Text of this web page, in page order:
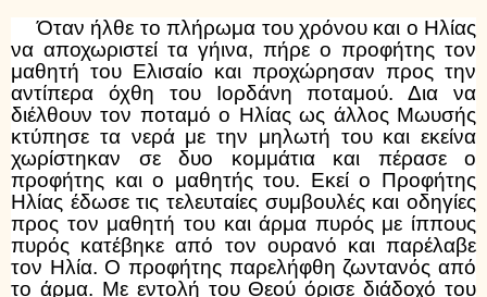
Όταν ήλθε το πλήρωμα του χρόνου και ο Ηλίας
να αποχωριστεί τα γήινα, πήρε ο προφήτης τον
μαθητή του Ελισαίο και προχώρησαν προς την
αντίπερα όχθη του Ιορδάνη ποταμού. Δια να
διέλθουν τον ποταμό ο Ηλίας ως άλλος Μωυσής
κτύπησε τα νερά με την μηλωτή του και εκείνα
χωρίστηκαν σε δυο κομμάτια και πέρασε ο
προφήτης και ο μαθητής του. Εκεί ο Προφήτης
Ηλίας έδωσε τις τελευταίες συμβουλές και οδηγίες
προς τον μαθητή του και άρμα πυρός με ίππους
πυρός κατέβηκε από τον ουρανό και παρέλαβε
τον Ηλία. Ο προφήτης παρελήφθη ζωντανός από
το άρμα. Με εντολή του Θεού όρισε διάδοχό του